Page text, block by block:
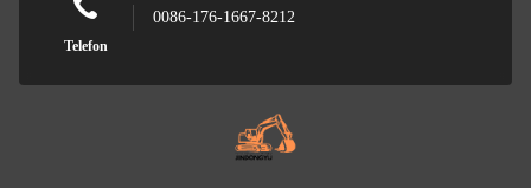
Telefon
0086-176-1667-8212